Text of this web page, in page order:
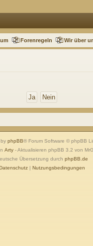
Forenregeln Wir über
phpBB® Forum Software © phpBB
Arty- Aktualisieren phpBB 3.2 von
Übersetzung durch phpBB.de
| Nutzungsbedingungen